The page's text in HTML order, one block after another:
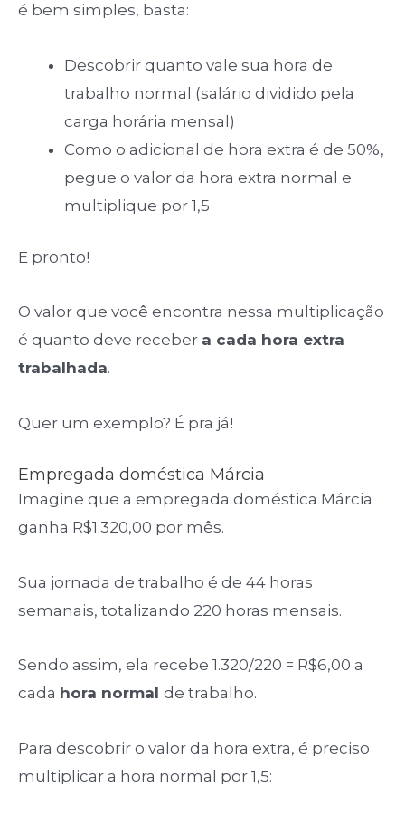
é bem simples, basta:
Descobrir quanto vale sua hora de
trabalho normal (salário dividido pela
carga horária mensal)
Como o adicional de hora extra é de 50%,
pegue o valor da hora extra normal e
multiplique por 1,5
E pronto!
O valor que você encontra nessa multiplicação
é quanto deve receber a cada hora extra
trabalhada.
Quer um exemplo? É pra já!
Empregada doméstica Márcia
Imagine que a empregada doméstica Márcia
ganha R$1.320,00 por mês.
Sua jornada de trabalho é de 44 horas
semanais, totalizando 220 horas mensais.
Sendo assim, ela recebe 1.320/220 = R$6,00 a
cada hora normal de trabalho.
Para descobrir o valor da hora extra, é preciso
multiplicar a hora normal por 1,5: